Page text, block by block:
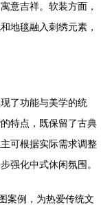
意吉祥。软装方面，
地毯融入刺绣元素，
了功能与美学的统
特点，既保留了古典
可根据实际需求调整
强化中式休闲氛围。
案例，为热爱传统文